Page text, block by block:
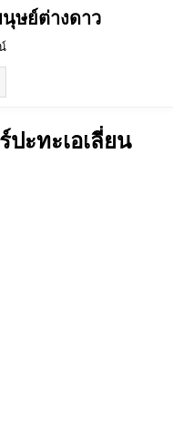
ษย์ต่างดาว
ปะทะเอเลี่ยน